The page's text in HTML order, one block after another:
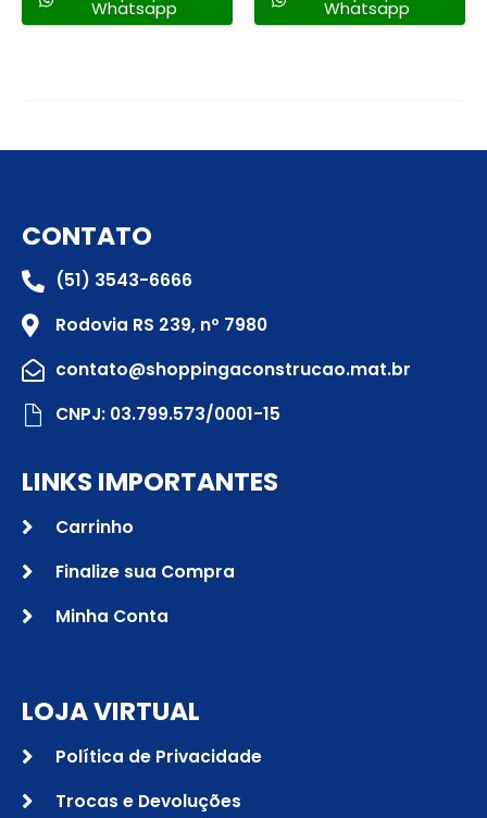
Whatsapp Whatsapp
CONTATO
(51) 3543-6666
Rodovia RS 239, nº 7980
contato@shoppingaconstrucao.mat.br
CNPJ: 03.799.573/0001-15
LINKS IMPORTANTES
Carrinho
Finalize sua Compra
Minha Conta
LOJA VIRTUAL
Política de Privacidade
Trocas e Devoluções